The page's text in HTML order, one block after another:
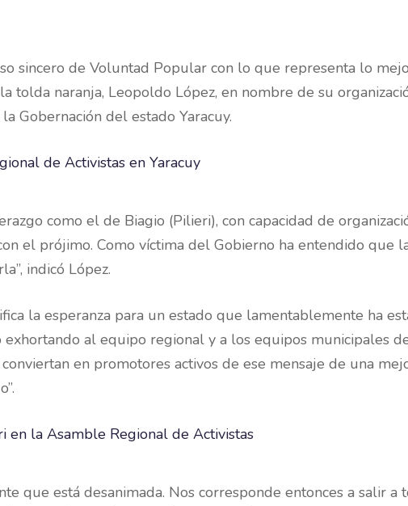
sincero de Voluntad Popular con lo que representa lo
tolda naranja, Leopoldo López, en nombre de su
Gobernación del estado Yaracuy.
como el de Biagio (Pilieri), con capacidad de
el prójimo. Como víctima del Gobierno ha entendido que
indicó López.
la esperanza para un estado que lamentablemente ha
exhortando al equipo regional y a los equipos municipales
en promotores activos de ese mensaje de una
que está desanimada. Nos corresponde entonces a salir a